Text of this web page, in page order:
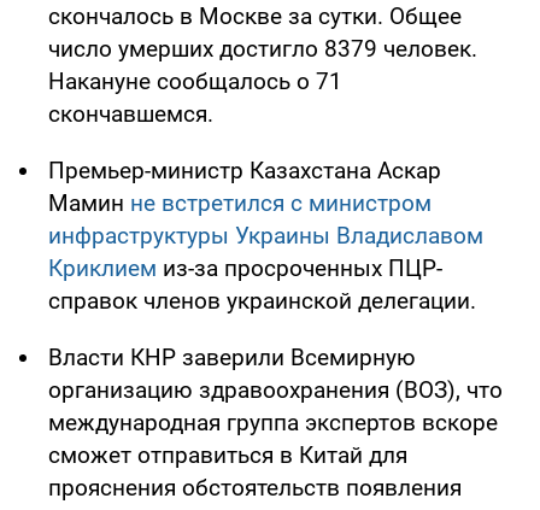
скончалось в Москве за сутки. Общее
число умерших достигло 8379 человек.
Накануне сообщалось о 71
скончавшемся.
Премьер-министр Казахстана Аскар
Мамин не встретился с министром
инфраструктуры Украины Владиславом
Криклием из-за просроченных ПЦР-
справок членов украинской делегации.
Власти КНР заверили Всемирную
организацию здравоохранения (ВОЗ), что
международная группа экспертов вскоре
сможет отправиться в Китай для
прояснения обстоятельств появления